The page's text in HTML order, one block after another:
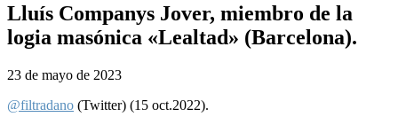
Lluís Companys Jover, miembro de la
logia masónica «Lealtad» (Barcelona).
23 de mayo de 2023
@filtradano (Twitter) (15 oct.2022).